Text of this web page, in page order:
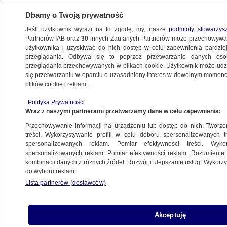
POLSKA
obcokrajowców. Zapowiedź premiera
7.02.2025, 11:41Aktualizacja:7.02.2025, 14:56
Udostępnij
Dbamy o Twoją prywatność
Jeśli użytkownik wyrazi na to zgodę, my, naszepodmioty
Partnerów IAB oraz30 innych Zaufanych Partnerów może
użytkownika i uzyskiwać do nich dostęp w celu zapewnienia
przeglądania. Odbywa się to poprzez przetwarzanie danych
przeglądania przechowywanych w plikach cookie. Użytkownik może
się przetwarzaniu w oparciu o uzasadniony interes w dowolnym
plików cookie i reklam”.
Polityka Prywatności
Wraz z naszymi partnerami przetwarzamy dane w celu zapewnienia:
Przechowywanie informacji na urządzeniu lub dostęp do nich.
treści. Wykorzystywanie profili w celu doboru spersonalizowanych
spersonalizowanych reklam. Pomiar efektywności treści.
spersonalizowanych reklam. Pomiar efektywności reklam.
kombinacji danych z różnych źródeł. Rozwój i ulepszanie usług.
do wyboru reklam.
Lista partnerów (dostawców)
Akceptuję